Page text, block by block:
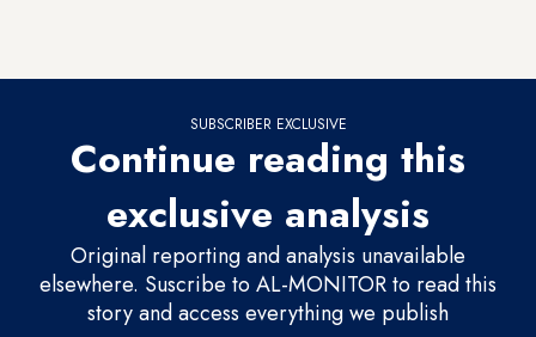
SUBSCRIBER EXCLUSIVE
Continue reading this
exclusive analysis
Original reporting and analysis unavailable
elsewhere. Suscribe to AL-MONITOR to read this
story and access everything we publish